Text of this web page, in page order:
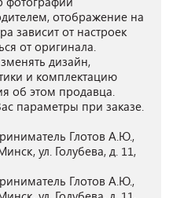
отображение на
зависит от настроек
от оригинала.
дизайн,
и комплектацию
об этом продавца.
параметры при заказе.
Глотов А.Ю.,
ул. Голубева, д. 11,
Глотов А.Ю.,